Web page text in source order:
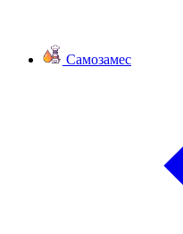
Самозамес